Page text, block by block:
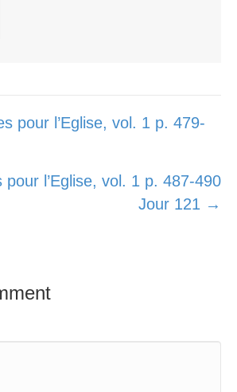
pour l’Eglise, vol. 1 p. 479-
pour l’Eglise, vol. 1 p. 487-490
Jour 121 →